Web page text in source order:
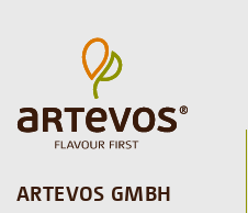
ARTEVOS GMBH